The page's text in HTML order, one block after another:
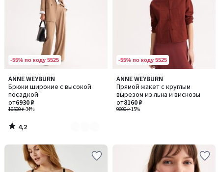
-55% по коду 5525
ANNE WEYBURN
Брюки широкие с высокой
посадкой
10500 ₽-34%
от6930 ₽
4,2
/ 5
Количество
цветов:
2
4,2
/
-55% по коду 5525
ANNE WEYBURN
Прямой жакет с круглым
вырезом из льна и вискозы
9600 ₽-15%
от8160 ₽